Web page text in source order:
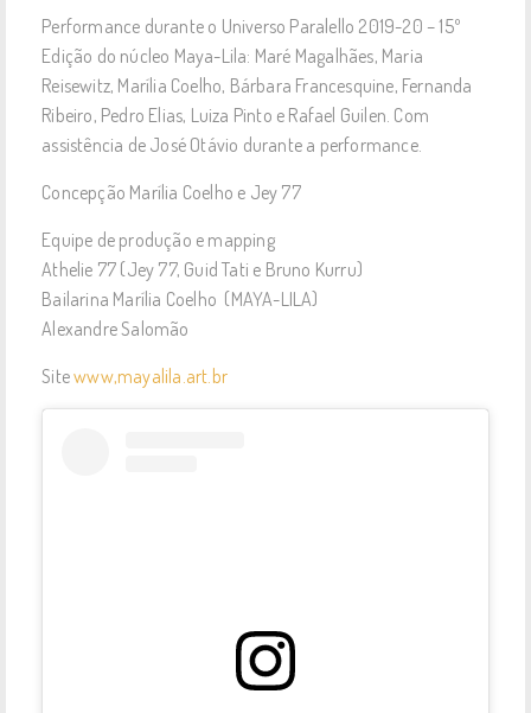
Performance durante o Universo Paralello 2019-20 – 15º
Edição do núcleo Maya-Lila: Maré Magalhães, Maria
Reisewitz, Marília Coelho, Bárbara Francesquine, Fernanda
Ribeiro, Pedro Elias, Luiza Pinto e Rafael Guilen. Com
assistência de José Otávio durante a performance.
Concepção Marília Coelho e Jey 77
Equipe de produção e mapping
Athelie 77 (Jey 77, Guid Tati e Bruno Kurru)
Bailarina Marília Coelho (MAYA-LILA)
Alexandre Salomão
Sitewww,mayalila.art.br